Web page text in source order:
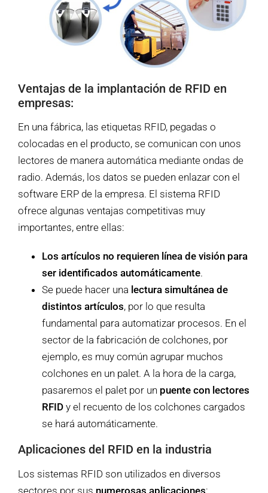
Ventajas de la implantación de RFID en
empresas:
En una fábrica, las etiquetas RFID, pegadas o
colocadas en el producto, se comunican con unos
lectores de manera automática mediante ondas de
radio. Además, los datos se pueden enlazar con el
software ERP de la empresa. El sistema RFID
ofrece algunas ventajas competitivas muy
importantes, entre ellas:
Los artículos no requieren línea de visión para
ser identificados automáticamente.
Se puede hacer una lectura simultánea de
distintos artículos, por lo que resulta
fundamental para automatizar procesos. En el
sector de la fabricación de colchones, por
ejemplo, es muy común agrupar muchos
colchones en un palet. A la hora de la carga,
pasaremos el palet por un puente con lectores
RFID y el recuento de los colchones cargados
se hará automáticamente.
Aplicaciones del RFID en la industria
Los sistemas RFID son utilizados en diversos
sectores por sus numerosas aplicaciones: